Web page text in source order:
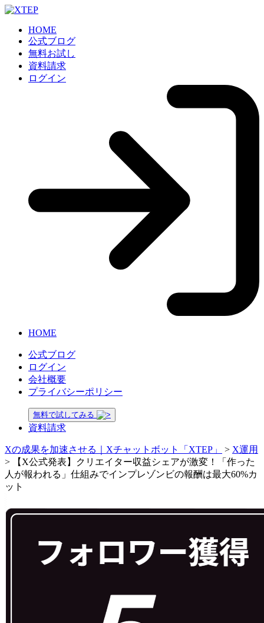
HOME
公式ブログ
無料お試し
資料請求
ログイン
HOME
公式ブログ
ログイン
会社概要
プライバシーポリシー
無料で試してみる
資料請求
Xの成果を加速させる｜Xチャットボット「XTEP」 > X運用
>
【X公式発表】クリエイター収益シェアが激変！「作った
人が報われる」仕組みでインプレゾンビの報酬は最大60%カ
ット